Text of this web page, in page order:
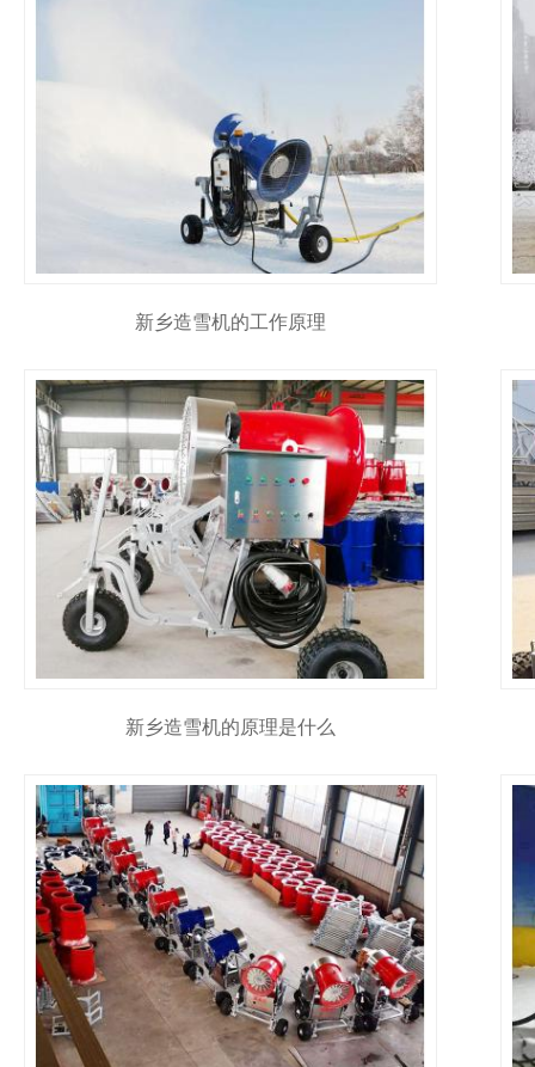
新乡造雪机的工作原理
新乡造雪机的原理是什么